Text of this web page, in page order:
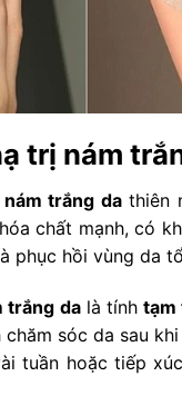
trị nám
trắng dathiên
chất mạnh, có
phục hồi vùng da
trắng dalà tính tạm
sóc da sau
tuần hoặc tiếp